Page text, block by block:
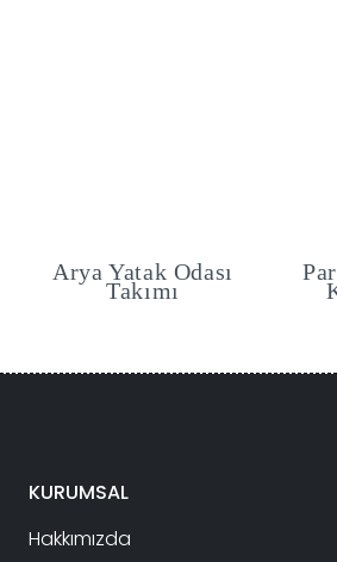
Odası Pars RS Modüler
KURUMSAL
Hakkımızda